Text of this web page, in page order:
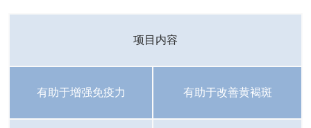
项目内容
有助于增强免疫力 有助于改善黄褐斑